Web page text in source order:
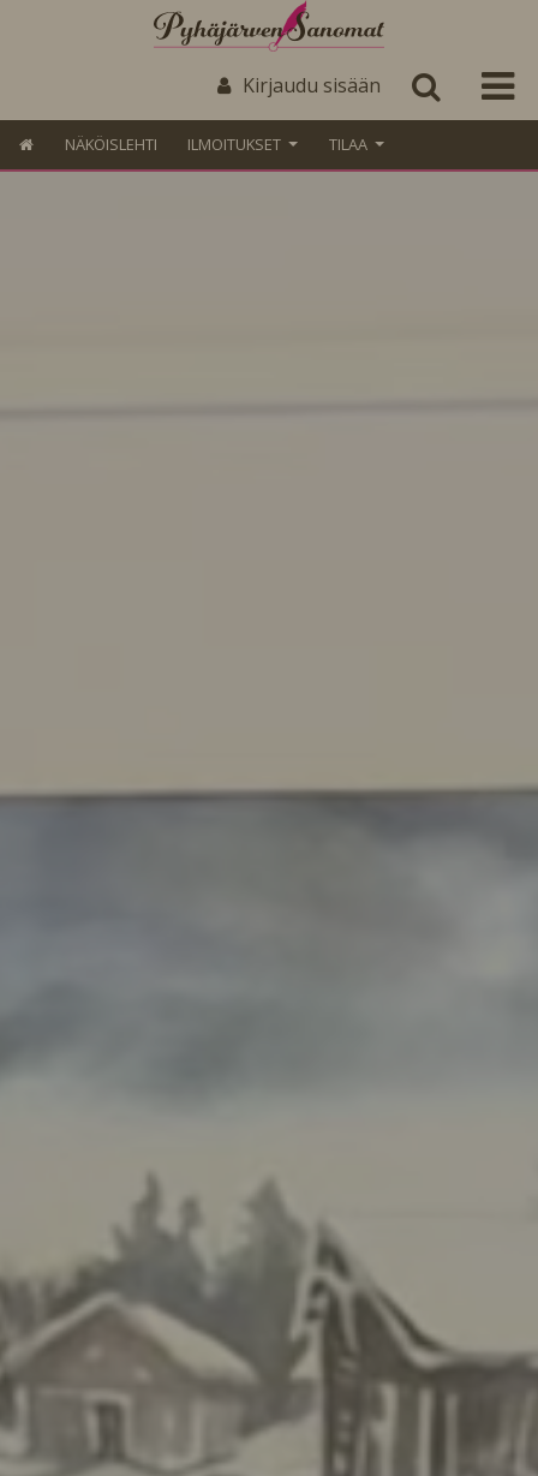
Kirjaudu sisään
NÄKÖISLEHTI ILMOITUKSET TILAA